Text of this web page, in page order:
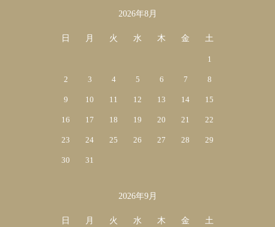
2026年8月
日 月 火 水 木 金 土
1
2 3 4 5 6 7 8
9 10 11 12 13 14 15
16 17 18 19 20 21 22
23 24 25 26 27 28 29
30 31
2026年9月
日 月 火 水 木 金 土